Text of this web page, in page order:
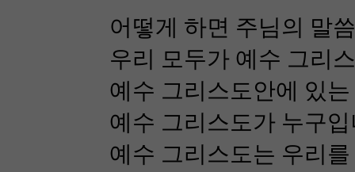
어떻게 하면 주님의 말
우리 모두가 예수 그리
예수 그리스도안에 있
예수 그리스도가 누구입
예수 그리스도는 우리